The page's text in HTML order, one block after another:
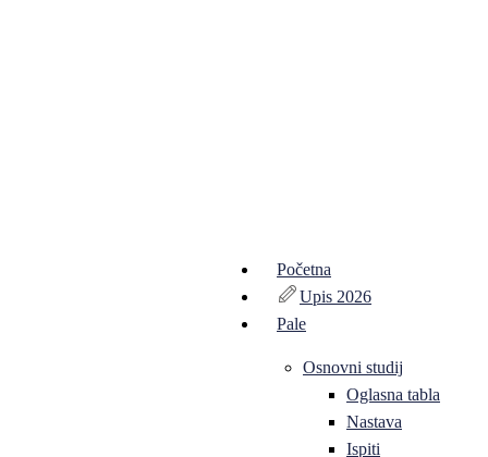
Početna
Upis 2026
Pale
Osnovni studij
Oglasna tabla
Nastava
Ispiti